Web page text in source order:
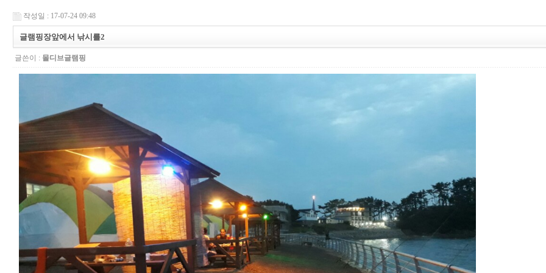
작성일 : 17-07-24 09:48
글램핑장앞에서 낚시를2
글쓴이 : 몰디브글램핑